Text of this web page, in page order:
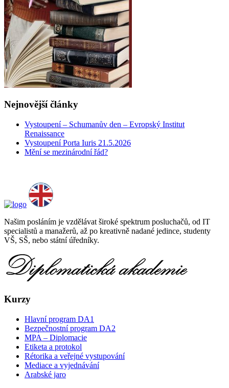
Nejnovější články
Vystoupení – Schumanův den – Evropský Institut
Renaissance
Vystoupení Porta Iuris 21.5.2026
Mění se mezinárodní řád?
Našim posláním je vzdělávat široké spektrum posluchačů, od IT
specialistů a manažerů, až po kreativně nadané jedince, studenty
VŠ, SŠ, nebo státní úředníky.
Kurzy
Hlavní program DA1
Bezpečnostní program DA2
MPA – Diplomacie
Etiketa a protokol
Rétorika a veřejné vystupování
Mediace a vyjednávání
Arabské jaro